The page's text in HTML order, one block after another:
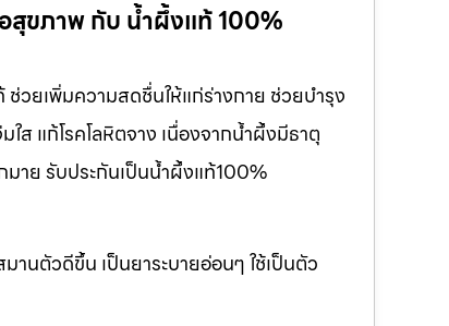
สุขภาพ กับ น้ำผึ้งแท้ 100%
วยเพิ่มความสดชื่นให้แก่ร่างกาย ช่วยบำรุง
ส แก้โรคโลหิตจาง เนื่องจากน้ำผึ้งมีธาตุ
มาย รับประกันเป็นน้ำผึ้งแท้100%
นตัวดีขึ้น เป็นยาระบายอ่อนๆ ใช้เป็นตัว